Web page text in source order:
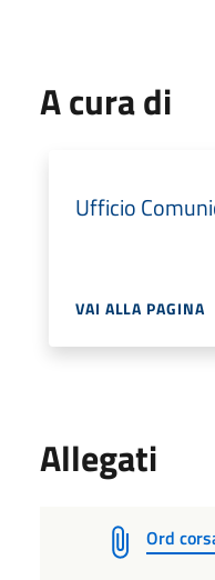
A cura di
Ufficio
VAI ALLA PAGINA
Allegati
Ord